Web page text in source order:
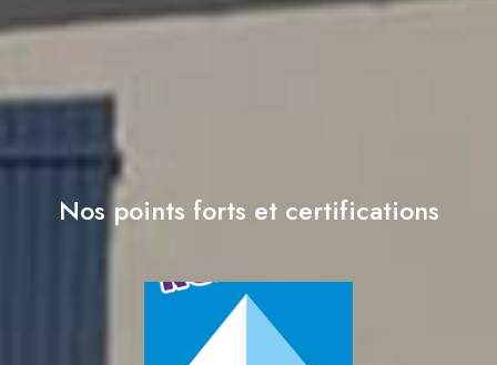
Nos points forts et certifications